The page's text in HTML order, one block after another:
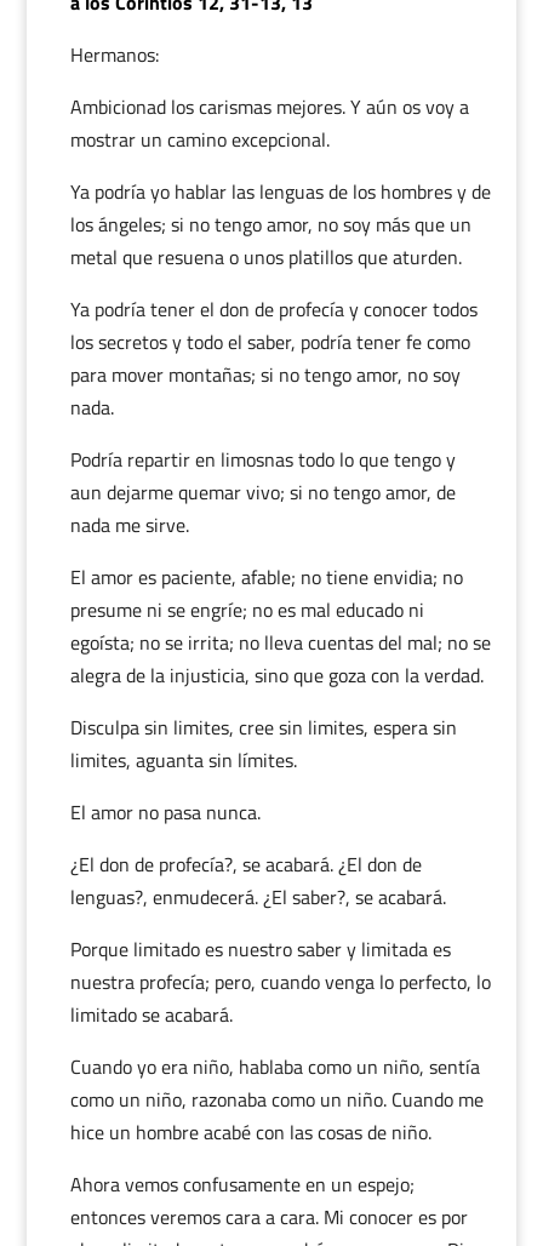
Hermanos:
Ambicionad los carismas mejores. Y aún os voy a
mostrar un camino excepcional.
Ya podría yo hablar las lenguas de los hombres y de
los ángeles; si no tengo amor, no soy más que un
metal que resuena o unos platillos que aturden.
Ya podría tener el don de profecía y conocer todos
los secretos y todo el saber, podría tener fe como
para mover montañas; si no tengo amor, no soy
nada.
Podría repartir en limosnas todo lo que tengo y
aun dejarme quemar vivo; si no tengo amor, de
nada me sirve.
El amor es paciente, afable; no tiene envidia; no
presume ni se engríe; no es mal educado ni
egoísta; no se irrita; no lleva cuentas del mal; no se
alegra de la injusticia, sino que goza con la verdad.
Disculpa sin limites, cree sin limites, espera sin
limites, aguanta sin límites.
El amor no pasa nunca.
¿El don de profecía?, se acabará. ¿El don de
lenguas?, enmudecerá. ¿El saber?, se acabará.
Porque limitado es nuestro saber y limitada es
nuestra profecía; pero, cuando venga lo perfecto, lo
limitado se acabará.
Cuando yo era niño, hablaba como un niño, sentía
como un niño, razonaba como un niño. Cuando me
hice un hombre acabé con las cosas de niño.
Ahora vemos confusamente en un espejo;
entonces veremos cara a cara. Mi conocer es por